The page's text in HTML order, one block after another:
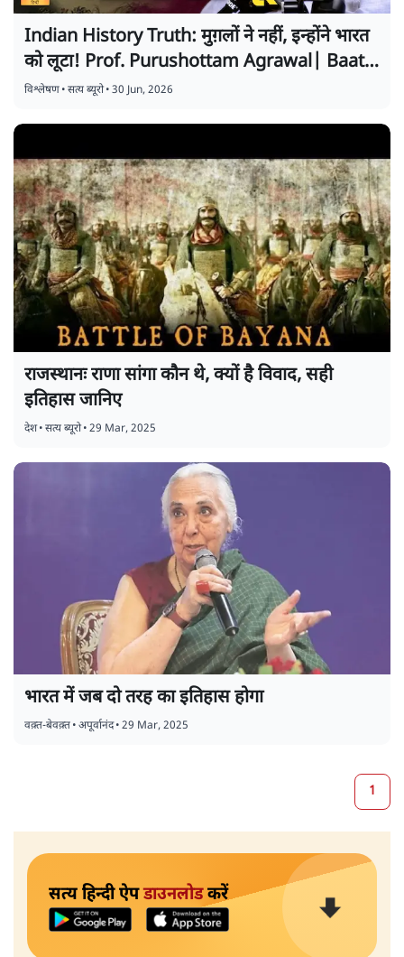
Indian History Truth: मुग़लों ने नहीं, इन्होंने भारत
को लूटा! Prof. Purushottam Agrawal| Baat
Bolegi
विश्लेषण•सत्य ब्यूरो•30 Jun, 2026
राजस्थानः राणा सांगा कौन थे, क्यों है विवाद, सही
इतिहास जानिए
देश•सत्य ब्यूरो•29 Mar, 2025
भारत में जब दो तरह का इतिहास होगा
वक़्त-बेवक़्त•अपूर्वानंद•29 Mar, 2025
1
सत्य हिन्दी ऐपडाउनलोडकरें